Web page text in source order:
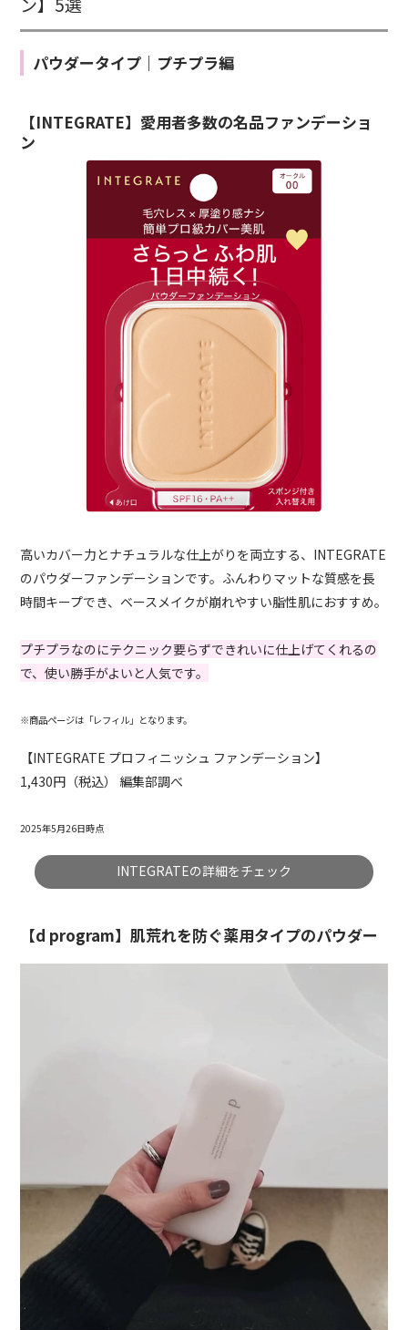
パウダータイプ｜プチプラ編
【INTEGRATE】愛用者多数の名品ファンデーショ
ン
高いカバー力とナチュラルな仕上がりを両立する、INTEGRATE
のパウダーファンデーションです。ふんわりマットな質感を長
時間キープでき、ベースメイクが崩れやすい脂性肌におすすめ。
プチプラなのにテクニック要らずできれいに仕上げてくれるの
で、使い勝手がよいと人気です。
※商品ページは「レフィル」となります。
【INTEGRATE プロフィニッシュ ファンデーション】
1,430円（税込） 編集部調べ
2025年5月26日時点
INTEGRATEの詳細をチェック
【d program】肌荒れを防ぐ薬用タイプのパウダー